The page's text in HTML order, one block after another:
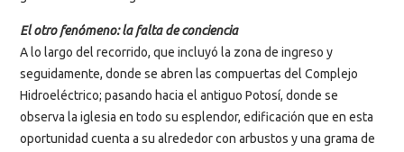
El otro fenómeno: la falta de conciencia
A lo largo del recorrido, que incluyó la zona de ingreso y
seguidamente, donde se abren las compuertas del Complejo
Hidroeléctrico; pasando hacia el antiguo Potosí, donde se
observa la iglesia en todo su esplendor, edificación que en esta
oportunidad cuenta a su alrededor con arbustos y una grama de